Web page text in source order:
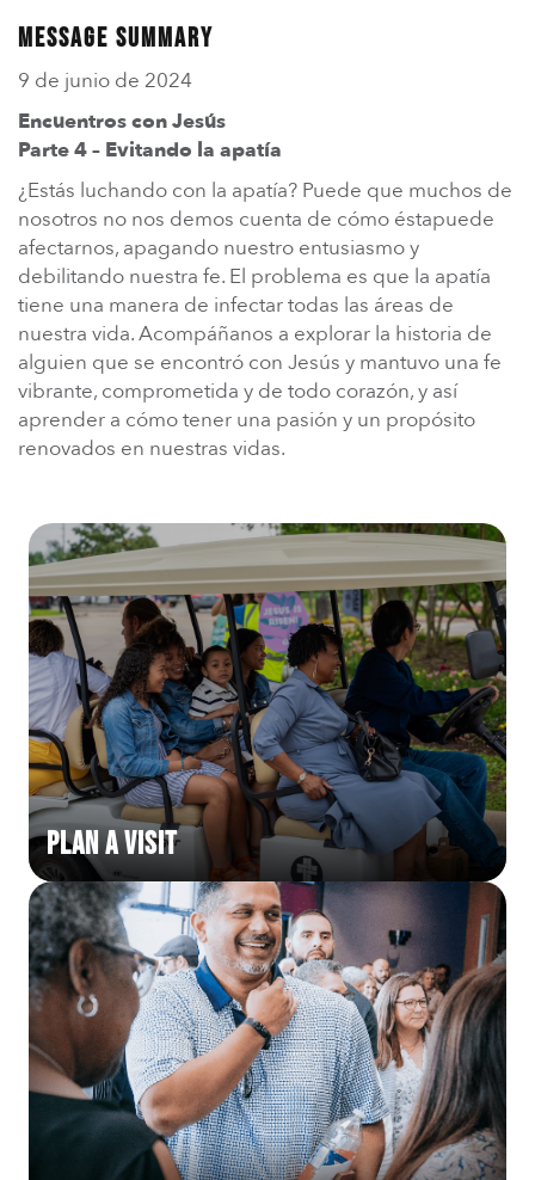
Ministerio para todos los hispanohablantes.
Learn About Us
Find out who we are and what we believe.
Join us at one of our upcoming events.
Unfinished Initiative
Message Summary
9 de junio de 2024
Encuentros con Jesús
Parte 4 – Evitando la apatía
¿Estás luchando con la apatía? Puede que muchos de
nosotros no nos demos cuenta de cómo éstapuede
afectarnos, apagando nuestro entusiasmo y
debilitando nuestra fe. El problema es que la apatía
tiene una manera de infectar todas las áreas de
nuestra vida. Acompáñanos a explorar la historia de
alguien que se encontró con Jesús y mantuvo una fe
vibrante, comprometida y de todo corazón, y así
aprender a cómo tener una pasión y un propósito
renovados en nuestras vidas.
Plan a Visit